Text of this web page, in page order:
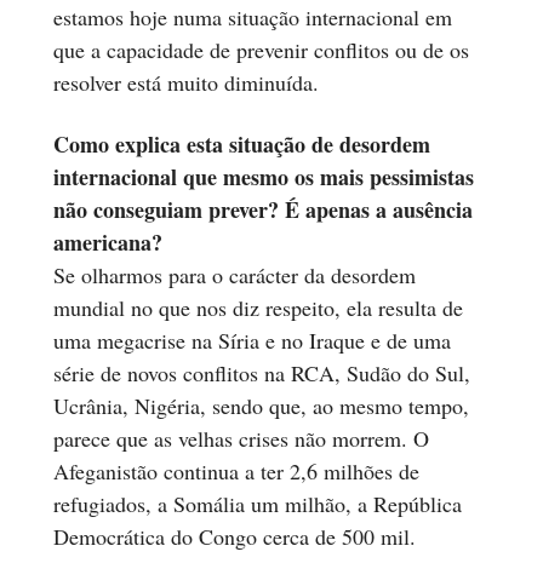
estamos hoje numa situação internacional em
que a capacidade de prevenir conflitos ou de os
resolver está muito diminuída.
Como explica esta situação de desordem
internacional que mesmo os mais pessimistas
não conseguiam prever? É apenas a ausência
americana?
Se olharmos para o carácter da desordem
mundial no que nos diz respeito, ela resulta de
uma megacrise na Síria e no Iraque e de uma
série de novos conflitos na RCA, Sudão do Sul,
Ucrânia, Nigéria, sendo que, ao mesmo tempo,
parece que as velhas crises não morrem. O
Afeganistão continua a ter 2,6 milhões de
refugiados, a Somália um milhão, a República
Democrática do Congo cerca de 500 mil.